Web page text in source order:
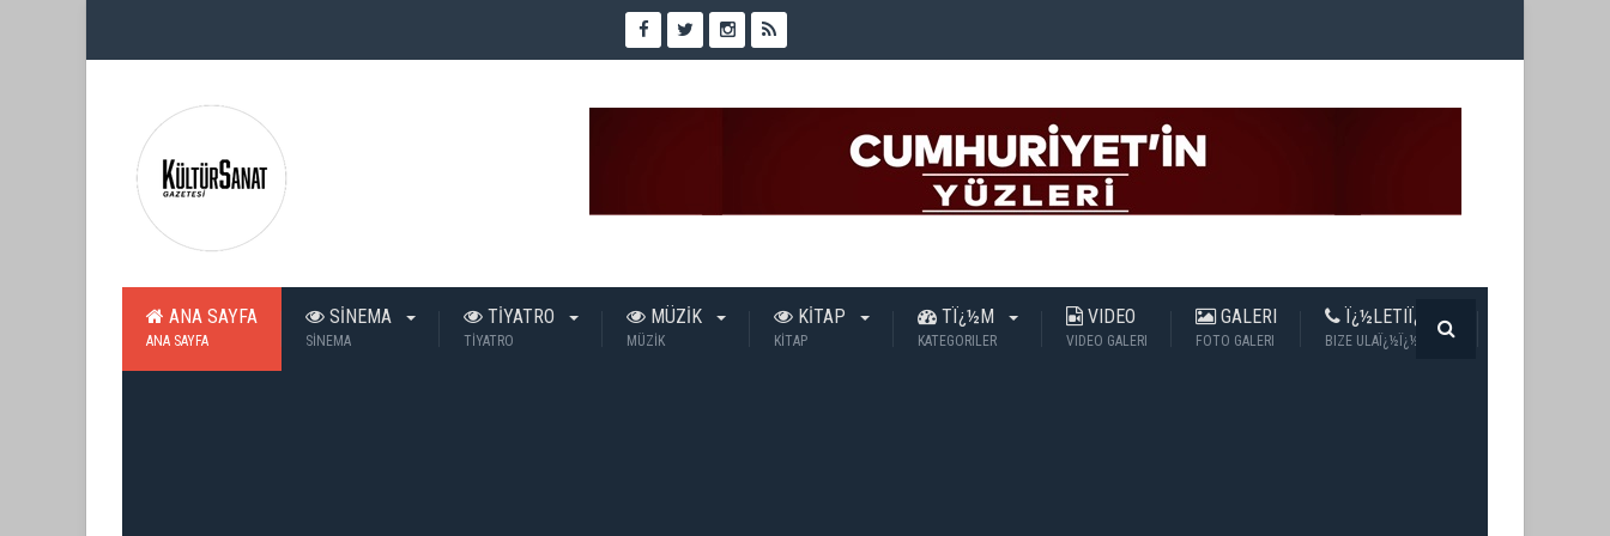
ANA SAYFA
ANA SAYFA
SİNEMA
SİNEMA
TİYATRO
TİYATRO
MÜZİK
MÜZİK
KİTAP
KİTAP
TÏ¿½M
KATEGORILER
VIDEO
VIDEO GALERI
GALERI
FOTO GALERI
Ï¿½LETIÏ¿½IM
BIZE ULAÏ¿½Ï¿½N